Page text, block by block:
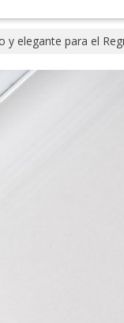
elegante para el